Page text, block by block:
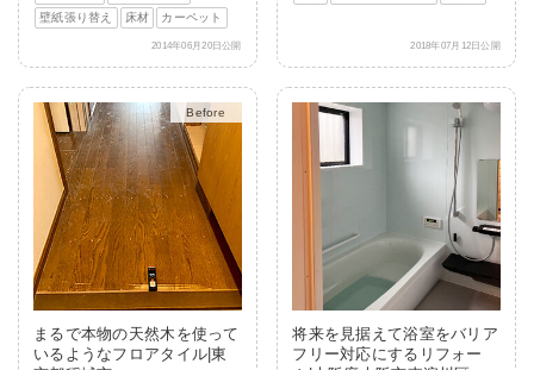
壁紙張り替え
床材 カーペット
2014年06月20日公開 2018年07月12日公開
After
まるで本物の天然木を使って
いるようなフロアタイル|東
将来を見据えて浴室をバリア
フリー対応にするリフォー